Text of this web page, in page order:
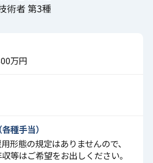
術者 第3種
万円
種手当）
形態の規定はありませんので、
等はご希望をお出しください。